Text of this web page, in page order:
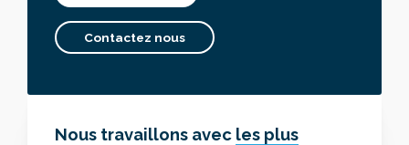
Contactez nous
Nous travaillons avec les plus